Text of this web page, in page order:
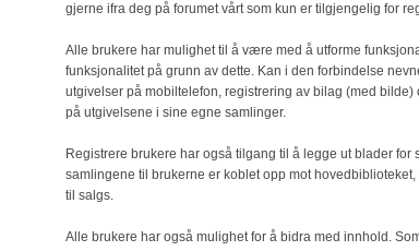
gjerne ifra deg på forumet vårt som kun er tilgjengelig for
Alle brukere har mulighet til å være med å utforme
funksjonalitet på grunn av dette. Kan i den forbindelse
utgivelser på mobiltelefon, registrering av bilag (med
på utgivelsene i sine egne samlinger.
Registrere brukere har også tilgang til å legge ut blader
samlingene til brukerne er koblet opp mot
til salgs.
Alle brukere har også mulighet for å bidra med innhold.